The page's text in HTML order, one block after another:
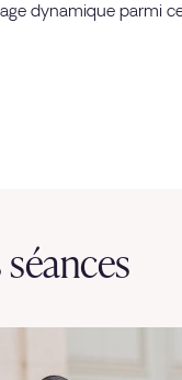
dynamique parmi